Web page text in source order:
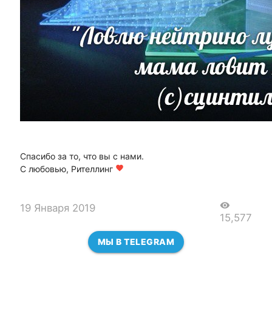
Спасибо за то, что вы с нами.
С любовью, Рителлинг favorite
19 Января 2019 visibility
15,577
МЫ В TELEGRAM